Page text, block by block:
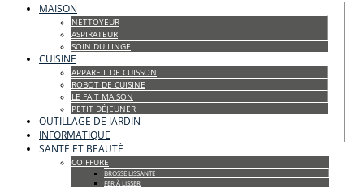
MAISON
NETTOYEUR
ASPIRATEUR
SOIN DU LINGE
CUISINE
APPAREIL DE CUISSON
ROBOT DE CUISINE
LE FAIT MAISON
PETIT DÉJEUNER
OUTILLAGE DE JARDIN
INFORMATIQUE
SANTÉ ET BEAUTÉ
COIFFURE
BROSSE LISSANTE
FER À LISSER